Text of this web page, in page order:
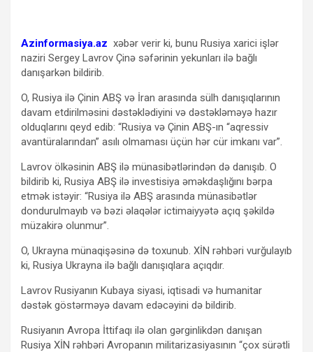
Azinformasiya.az xəbər verir ki, bunu Rusiya xarici işlər
naziri Sergey Lavrov Çinə səfərinin yekunları ilə bağlı
danışarkən bildirib.
O, Rusiya ilə Çinin ABŞ və İran arasında sülh danışıqlarının
davam etdirilməsini dəstəklədiyini və dəstəkləməyə hazır
olduqlarını qeyd edib: “Rusiya və Çinin ABŞ-ın “aqressiv
avantüralarından” asılı olmaması üçün hər cür imkanı var”.
Lavrov ölkəsinin ABŞ ilə münasibətlərindən də danışıb. O
bildirib ki, Rusiya ABŞ ilə investisiya əməkdaşlığını bərpa
etmək istəyir: “Rusiya ilə ABŞ arasında münasibətlər
dondurulmayıb və bəzi əlaqələr ictimaiyyətə açıq şəkildə
müzakirə olunmur”.
O, Ukrayna münaqişəsinə də toxunub. XİN rəhbəri vurğulayıb
ki, Rusiya Ukrayna ilə bağlı danışıqlara açıqdır.
Lavrov Rusiyanın Kubaya siyasi, iqtisadi və humanitar
dəstək göstərməyə davam edəcəyini də bildirib.
Rusiyanın Avropa İttifaqı ilə olan gərginlikdən danışan
Rusiya XİN rəhbəri Avropanın militarizasiyasının “çox sürətli